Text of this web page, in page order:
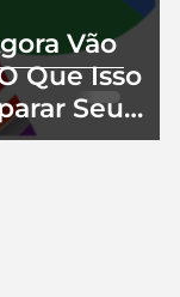
Vão
Que Isso
Seu